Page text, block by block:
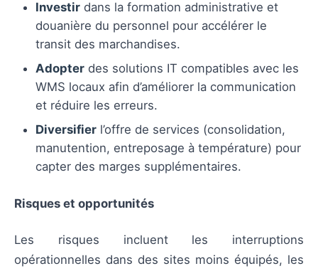
Investir dans la formation administrative et
douanière du personnel pour accélérer le
transit des marchandises.
Adopter des solutions IT compatibles avec les
WMS locaux afin d’améliorer la communication
et réduire les erreurs.
Diversifier l’offre de services (consolidation,
manutention, entreposage à température) pour
capter des marges supplémentaires.
Risques et opportunités
Les risques incluent les interruptions
opérationnelles dans des sites moins équipés, les